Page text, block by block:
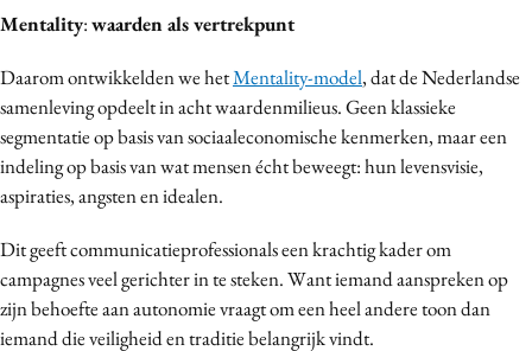
Reputatie & crisis
Mentality:waarden als vertrekpunt
Daarom ontwikkelden we hetMentality-model, dat de Nederlandse
samenleving opdeelt in acht waardenmilieus. Geen klassieke
segmentatie op basis van sociaaleconomische kenmerken, maar een
indeling op basis van wat mensen écht beweegt: hun levensvisie,
aspiraties, angsten en idealen.
Dit geeft communicatieprofessionals een krachtig kader om
campagnes veel gerichter in te steken. Want iemand aanspreken op
zijn behoefte aan autonomie vraagt om een heel andere toon dan
iemand die veiligheid en traditie belangrijk vindt.